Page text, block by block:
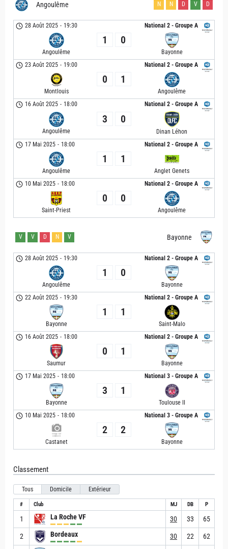
Angoulême N N D V D
National 2 - Groupe A
28 Août 2025 - 19:30
Angoulême
1 0
Bayonne
National 2 - Groupe A
23 Août 2025 - 19:00
Montlouis
0 1
Angoulême
National 2 - Groupe A
16 Août 2025 - 18:00
Angoulême
3 0
Dinan Léhon
National 2 - Groupe A
17 Mai 2025 - 18:00
Angoulême
1 1
Anglet Genets
National 2 - Groupe A
10 Mai 2025 - 18:00
Saint-Priest
0 0
Angoulême
Bayonne
V V D N V
National 2 - Groupe A
28 Août 2025 - 19:30
Angoulême
1 0
Bayonne
National 2 - Groupe A
22 Août 2025 - 19:30
Bayonne
1 1
Saint-Malo
National 2 - Groupe A
16 Août 2025 - 18:00
Saumur
0 1
Bayonne
National 3 - Groupe A
17 Mai 2025 - 18:00
Bayonne
3 1
Toulouse II
National 3 - Groupe A
10 Mai 2025 - 18:00
Castanet
2 2
Bayonne
Classement
Tous Domicile Extérieur
# Club MJ DB P
1 La Roche VF 30 33 65
2 Bordeaux 30 22
62